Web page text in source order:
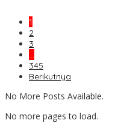
1
2
3
…
345
Berikutnya
No More Posts Available.
No more pages to load.